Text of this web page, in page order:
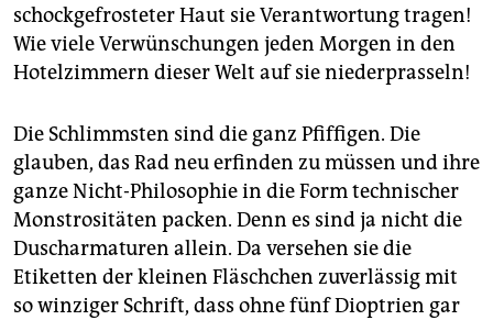
schockgefrosteter Haut sie Verantwortung tragen!
Wie viele Verwünschungen jeden Morgen in den
Hotelzimmern dieser Welt auf sie niederprasseln!
Die Schlimmsten sind die ganz Pfiffigen. Die
glauben, das Rad neu erfinden zu müssen und ihre
ganze Nicht-Philosophie in die Form technischer
Monstrositäten packen. Denn es sind ja nicht die
Duscharmaturen allein. Da versehen sie die
Etiketten der kleinen Fläschchen zuverlässig mit
so winziger Schrift, dass ohne fünf Dioptrien gar